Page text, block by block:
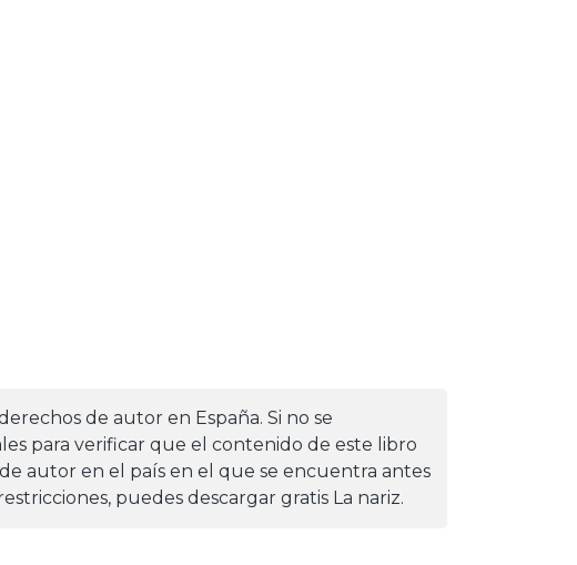
de autor en España. Si no se
para verificar que el contenido de este libro
autor en el país en el que se encuentra antes
puedes descargar gratis La nariz.